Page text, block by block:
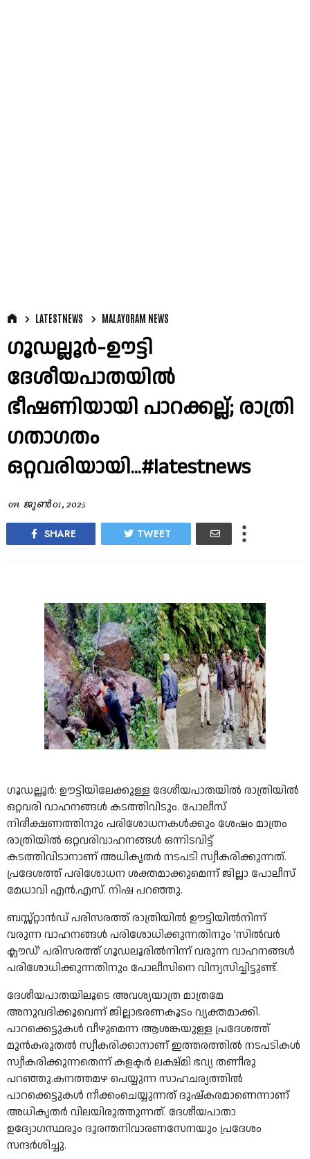
LATESTNEWS MALAYORAM NEWS
ഗൂഡല്ലൂർ-ഊട്ടി
ദേശീയപാതയിൽ
ഭീഷണിയായി പാറക്കല്ല്; രാത്രി
ഗതാഗതം
ഒറ്റവരിയായി...#latestnews
on ജൂൺ 01, 2025
SHARE TWEET
ഗൂഡല്ലൂര്‍: ഊട്ടിയിലേക്കുള്ള ദേശീയപാതയില്‍ രാത്രിയില്‍
ഒറ്റവരി വാഹനങ്ങള്‍ കടത്തിവിടും. പോലീസ്
നിരീക്ഷണത്തിനും പരിശോധനകള്‍ക്കും ശേഷം മാത്രം
രാത്രിയില്‍ ഒറ്റവരിവാഹനങ്ങള്‍ ഒന്നിടവിട്ട്
കടത്തിവിടാനാണ് അധികൃതര്‍ നടപടി സ്വീകരിക്കുന്നത്.
പ്രദേശത്ത് പരിശോധന ശക്തമാക്കുമെന്ന് ജില്ലാ പോലീസ്
മേധാവി എന്‍.എസ്. നിഷ പറഞ്ഞു.
ബസ്സ്റ്റാന്‍ഡ് പരിസരത്ത് രാത്രിയില്‍ ഊട്ടിയില്‍നിന്ന്
വരുന്ന വാഹനങ്ങള്‍ പരിശോധിക്കുന്നതിനും 'സില്‍വര്‍
ക്ലൗഡ്' പരിസരത്ത് ഗൂഡലൂരില്‍നിന്ന് വരുന്ന വാഹനങ്ങള്‍
പരിശോധിക്കുന്നതിനും പോലീസിനെ വിന്യസിച്ചിട്ടുണ്ട്.
ദേശീയപാതയിലൂടെ അവശ്യയാത്ര മാത്രമേ
അനുവദിക്കൂവെന്ന് ജില്ലാഭരണകൂടം വ്യക്തമാക്കി.
പാറക്കെട്ടുകള്‍ വീഴുമെന്ന ആശങ്കയുള്ള പ്രദേശത്ത്
മുന്‍കരുതല്‍ സ്വീകരിക്കാനാണ് ഇത്തരത്തില്‍ നടപടികള്‍
സ്വീകരിക്കുന്നതെന്ന് കളക്ടര്‍ ലക്ഷ്മി ഭവ്യ തണീരു
പറഞ്ഞു.കനത്തമഴ പെയ്യുന്ന സാഹചര്യത്തില്‍
പാറക്കെട്ടുകള്‍ നീക്കംചെയ്യുന്നത് ദുഷ്‌കരമാണെന്നാണ്
അധികൃതര്‍ വിലയിരുത്തുന്നത്. ദേശീയപാതാ
ഉദ്യോഗസ്ഥരും ദുരന്തനിവാരണസേനയും പ്രദേശം
സന്ദര്‍ശിച്ചു.